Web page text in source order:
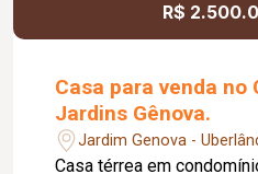
R$
Casa para venda no
Jardins Gênova.
Jardim Genova -
Casa térrea em condomínio